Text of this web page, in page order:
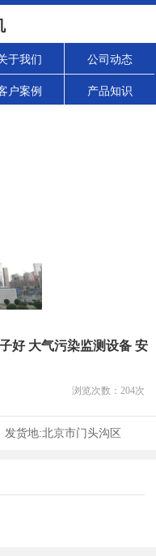
于我们 公司动态
户案例 产品知识
好 大气污染监测设备 安
浏览次数： 204次
发货地:北京市门头沟区